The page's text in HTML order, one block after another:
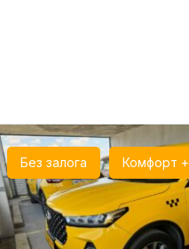
Без залога Комфорт +